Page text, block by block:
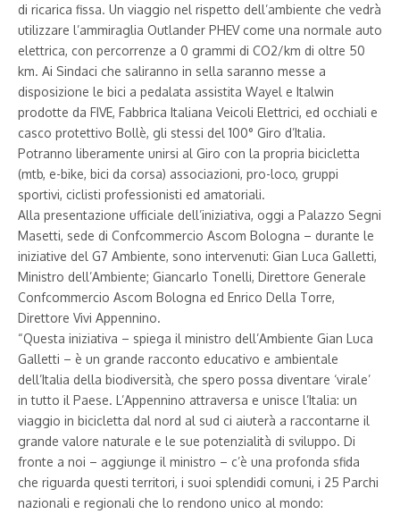
di ricarica fissa. Un viaggio nel rispetto dell’ambiente che vedrà
utilizzare l’ammiraglia Outlander PHEV come una normale auto
elettrica, con percorrenze a 0 grammi di CO2/km di oltre 50
km. Ai Sindaci che saliranno in sella saranno messe a
disposizione le bici a pedalata assistita Wayel e Italwin
prodotte da FIVE, Fabbrica Italiana Veicoli Elettrici, ed occhiali e
casco protettivo Bollè, gli stessi del 100° Giro d’Italia.
Potranno liberamente unirsi al Giro con la propria bicicletta
(mtb, e-bike, bici da corsa) associazioni, pro-loco, gruppi
sportivi, ciclisti professionisti ed amatoriali.
Alla presentazione ufficiale dell’iniziativa, oggi a Palazzo Segni
Masetti, sede di Confcommercio Ascom Bologna – durante le
iniziative del G7 Ambiente, sono intervenuti: Gian Luca Galletti,
Ministro dell’Ambiente; Giancarlo Tonelli, Direttore Generale
Confcommercio Ascom Bologna ed Enrico Della Torre,
Direttore Vivi Appennino.
“Questa iniziativa – spiega il ministro dell’Ambiente Gian Luca
Galletti – è un grande racconto educativo e ambientale
dell’Italia della biodiversità, che spero possa diventare ‘virale’
in tutto il Paese. L’Appennino attraversa e unisce l’Italia: un
viaggio in bicicletta dal nord al sud ci aiuterà a raccontarne il
grande valore naturale e le sue potenzialità di sviluppo. Di
fronte a noi – aggiunge il ministro – c’è una profonda sfida
che riguarda questi territori, i suoi splendidi comuni, i 25 Parchi
nazionali e regionali che lo rendono unico al mondo: